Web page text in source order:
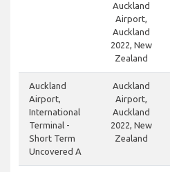
Auckland
Airport,
Auckland
2022, New
Zealand
Auckland
Airport,
International
Terminal -
Short Term
Uncovered A
Auckland
Airport,
Auckland
2022, New
Zealand